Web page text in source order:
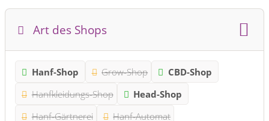
Art des Shops
Hanf-Shop Grow-Shop
CBD-Shop
Hanfkleidungs-Shop
Head-Shop
Hanf-Gärtnerei
Hanf-Automat